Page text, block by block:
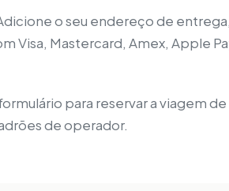
o seu endereço de
Mastercard, Amex, Apple
para reservar a viagem
de operador.